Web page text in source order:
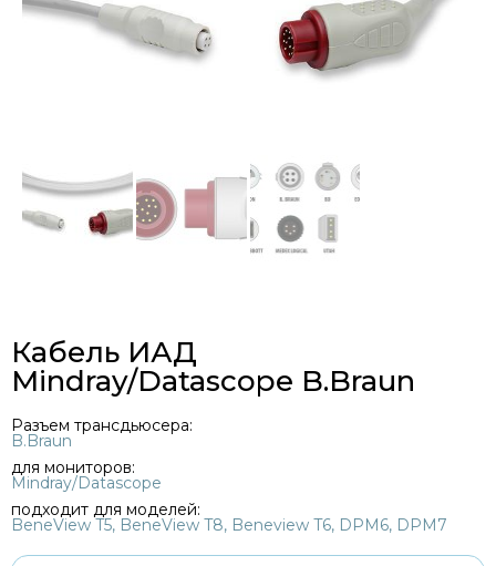
Кабель ИАД
Mindray/Datascope B.Braun
Разъем трансдьюсера:
B.Braun
для мониторов:
Mindray/Datascope
подходит для моделей:
BeneView T5, BeneView T8, Beneview T6, DPM6, DPM7